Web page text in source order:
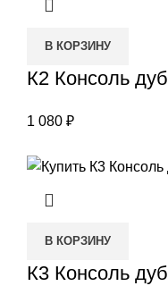
В КОРЗИНУ
К2 Консоль дуб
1 080 ₽
В КОРЗИНУ
К3 Консоль дуб